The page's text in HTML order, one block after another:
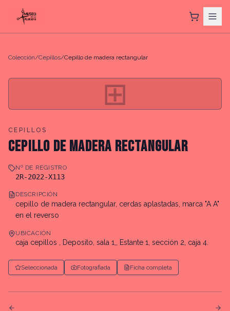
Colección/Cepillos/Cepillo de madera rectangular
⊞
CEPILLOS
CEPILLO DE MADERA RECTANGULAR
Nº DE REGISTRO
2R-2022-X113
DESCRIPCIÓN
cepillo de madera rectangular, cerdas aplastadas, marca "A A"
en el reverso
UBICACIÓN
caja cepillos , Deposito, sala 1,, Estante 1, sección 2, caja 4.
Seleccionada Fotografiada Ficha completa